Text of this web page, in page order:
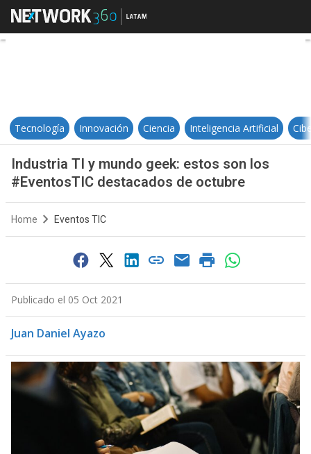
Industria TI y mundo geek:
Tecnología Innovación Ciencia Inteligencia Artificial
Industria TI y mundo geek: estos son los
#EventosTIC destacados de octubre
Home Eventos TIC
Publicado el 05 Oct 2021
Juan Daniel Ayazo